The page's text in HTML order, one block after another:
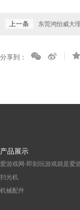
上一条 东莞鸿怡威大
分享到：
产品展示
爱游戏网-即刻玩游戏就是爱
扫光机
机械配件